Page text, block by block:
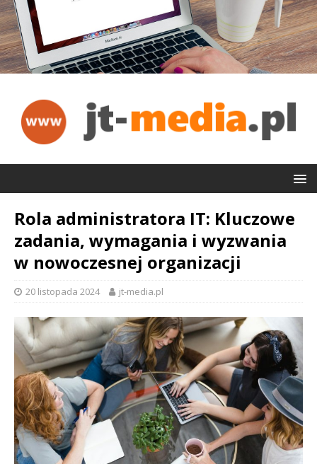
Rola administratora IT: Kluczowe
zadania, wymagania i wyzwania
w nowoczesnej organizacji
20 listopada 2024 jt-media.pl